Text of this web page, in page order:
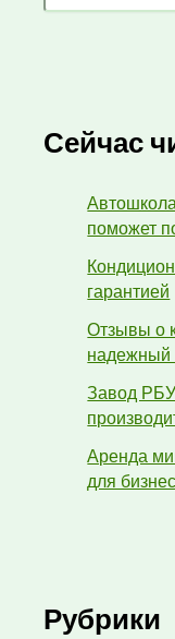
Сейчас
поможет
гарантией
Отзывы о
надежный
Завод РБУ
Аренда
для
Рубрики